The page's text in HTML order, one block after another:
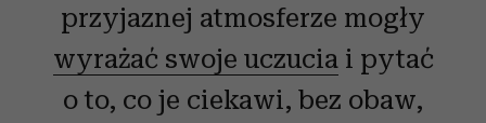
przyjaznej atmosferze mogły
wyrażać swoje uczuciai pytać
o to, co je ciekawi, bez obaw,